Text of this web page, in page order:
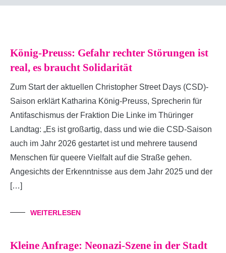
König-Preuss: Gefahr rechter Störungen ist
real, es braucht Solidarität
Zum Start der aktuellen Christopher Street Days (CSD)-
Saison erklärt Katharina König-Preuss, Sprecherin für
Antifaschismus der Fraktion Die Linke im Thüringer
Landtag: „Es ist großartig, dass und wie die CSD-Saison
auch im Jahr 2026 gestartet ist und mehrere tausend
Menschen für queere Vielfalt auf die Straße gehen.
Angesichts der Erkenntnisse aus dem Jahr 2025 und der
[…]
WEITERLESEN
Kleine Anfrage: Neonazi-Szene in der Stadt